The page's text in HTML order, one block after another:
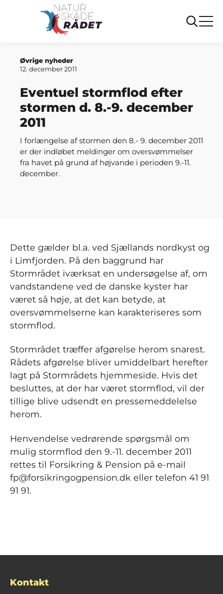
Eventuel stormflod efter stormen d. 8.-9. december
2011
Øvrige nyheder
12. december 2011
Eventuel stormflod efter
stormen d. 8.-9. december
2011
I forlængelse af stormen den 8.- 9. december 2011
er der indløbet meldinger om oversvømmelser
fra havet på grund af højvande i perioden 9.-11.
december.
Dette gælder bl.a. ved Sjællands nordkyst og
i Limfjorden. På den baggrund har
Stormrådet iværksat en undersøgelse af, om
vandstandene ved de danske kyster har
været så høje, at det kan betyde, at
oversvømmelserne kan karakteriseres som
stormflod.
Stormrådet træffer afgørelse herom snarest.
Rådets afgørelse bliver umiddelbart herefter
lagt på Stormrådets hjemmeside. Hvis det
besluttes, at der har været stormflod, vil der
tillige blive udsendt en pressemeddelelse
herom.
Henvendelse vedrørende spørgsmål om
mulig stormflod den 9.-11. december 2011
rettes til Forsikring & Pension på e-mail
fp@forsikringogpension.dk eller telefon 41 91
91 91.
Kontakt